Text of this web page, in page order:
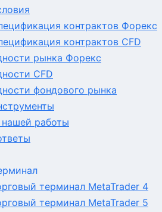
контрактов Форекс
контрактов CFD
рынка Форекс
CFD
фондового рынка
работы
терминал MetaTrader 4
терминал MetaTrader 5